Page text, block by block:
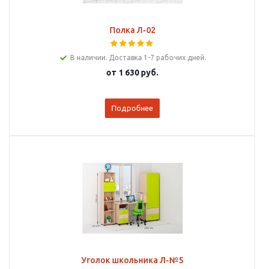
Полка Л-02
В наличии. Доставка 1-7 рабочих дней.
от 1 630 руб.
Подробнее
Уголок школьника Л-№5